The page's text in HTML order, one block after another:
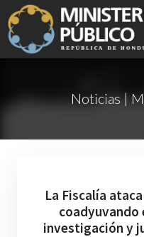
Noticias |
La Fiscalía
coadyuvando
investigación y